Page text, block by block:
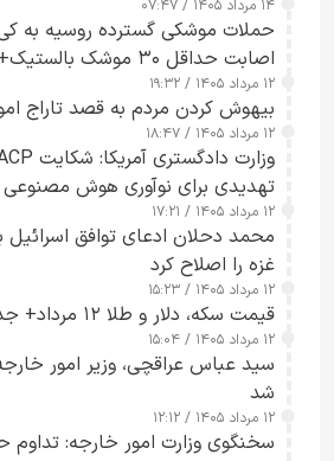
۱۴ مرداد ۱۴۰۵ / ۰۷:۴۷
حملات موشکی گسترده روسیه به
اصابت حداقل ۳۰ موشک بالستیک+ ویدیو
۱۲ مرداد ۱۴۰۵ / ۱۹:۳۲
بیهوش کردن مردم به قصد تاراج
۱۲ مرداد ۱۴۰۵ / ۱۸:۴۷
تهدیدی برای نوآوری هوش
۱۲ مرداد ۱۴۰۵ / ۱۷:۲۱
محمد دحلان ادعای توافق اسرائیل
غزه را اصلاح کرد
۱۲ مرداد ۱۴۰۵ / ۱۵:۲۳
قیمت سکه، دلار و طلا ۱۲ مرداد+ جدول
۱۲ مرداد ۱۴۰۵ / ۱۵:۰۴
سید عباس عراقچی، وزیر امور
شد
۱۲ مرداد ۱۴۰۵ / ۱۲:۱۲
سخنگوی وزارت امور خارجه: تداوم